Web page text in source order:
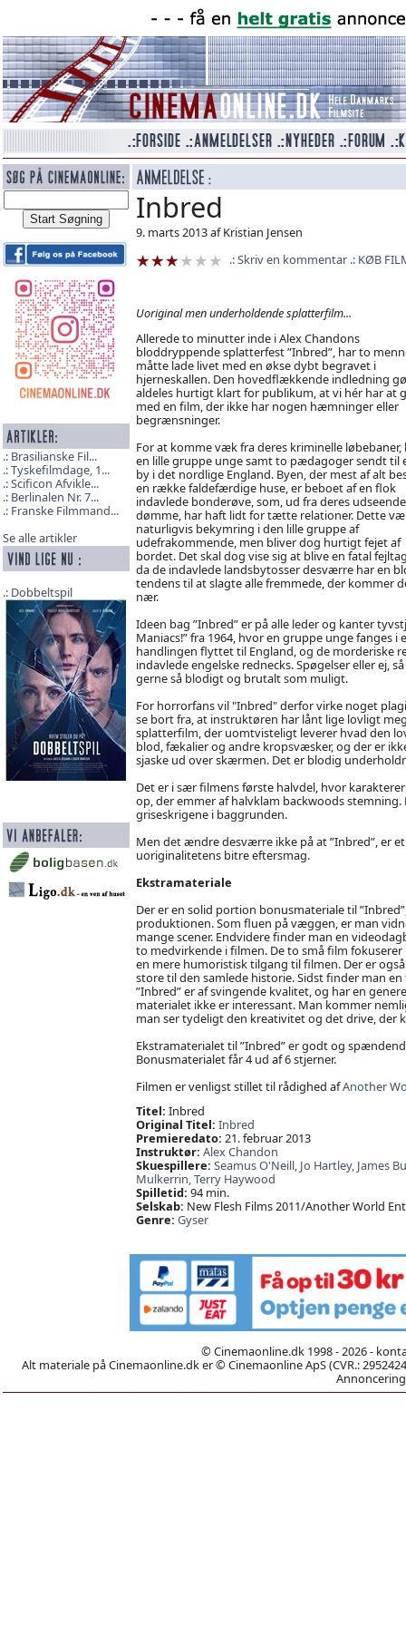
Brasilianske Fil...
Tyskefilmdage, 1...
Scificon Afvikle...
Berlinalen Nr. 7...
Franske Filmmand...
Se alle artikler
Dobbeltspil
Inbred
9. marts 2013 af Kristian Jensen
Skriv en kommentar
KØB
Uoriginal men underholdende splatterfilm...
Allerede to minutter inde i Alex Chandons
bloddryppende splatterfest ”Inbred”, har to
måtte lade livet med en økse dybt begravet i
hjerneskallen. Den hovedflækkende indledning
aldeles hurtigt klart for publikum, at vi hér har at
med en film, der ikke har nogen hæmninger eller
begrænsninger.
For at komme væk fra deres kriminelle løbebaner,
en lille gruppe unge samt to pædagoger sendt til
by i det nordlige England. Byen, der mest af alt
en række faldefærdige huse, er beboet af en flok
indavlede bonderøve, som, ud fra deres
dømme, har haft lidt for tætte relationer. Dette
naturligvis bekymring i den lille gruppe af
udefrakommende, men bliver dog hurtigt fejet af
bordet. Det skal dog vise sig at blive en fatal
da de indavlede landsbytosser desværre har en
tendens til at slagte alle fremmede, der kommer
nær.
Ideen bag ”Inbred” er på alle leder og kanter
Maniacs!” fra 1964, hvor en gruppe unge fanges
handlingen flyttet til England, og de morderiske
indavlede engelske rednecks. Spøgelser eller ej,
gerne så blodigt og brutalt som muligt.
For horrorfans vil "Inbred" derfor virke noget
se bort fra, at instruktøren har lånt lige lovligt
splatterfilm, der uomtvisteligt leverer hvad den
blod, fækalier og andre kropsvæsker, og der er
sjaske ud over skærmen. Det er blodig
Det er i sær filmens første halvdel, hvor
op, der emmer af halvklam backwoods
griseskrigene i baggrunden.
Men det ændre desværre ikke på at ”Inbred”, er
uoriginalitetens bitre eftersmag.
Ekstramateriale
Der er en solid portion bonusmateriale til
produktionen. Som fluen på væggen, er man
mange scener. Endvidere finder man en
to medvirkende i filmen. De to små film
en mere humoristisk tilgang til filmen. Der er
store til den samlede historie. Sidst finder man
”Inbred” er af svingende kvalitet, og har en
materialet ikke er interessant. Man kommer
man ser tydeligt den kreativitet og det drive,
Ekstramaterialet til ”Inbred” er godt og
Bonusmaterialet får 4 ud af 6 stjerner.
Filmen er venligst stillet til rådighed afAnother
Titel: Inbred
Original Titel: Inbred
Premieredato: 21. februar 2013
Instruktør: Alex Chandon
Skuespillere: Seamus O'Neill, Jo Hartley, James
Mulkerrin,Terry Haywood
Spilletid: 94 min.
Selskab: New Flesh Films 2011/Another World
Genre: Gyser
© Cinemaonline.dk 1998 - 2026 -
Alt materiale på Cinemaonline.dk er © Cinemaonline ApS (CVR.: